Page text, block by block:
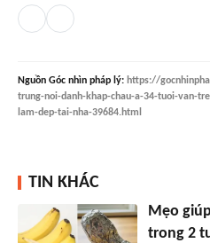
Nguồn Góc nhìn pháp lý: https://
trung-noi-danh-khap-chau-a-34-tuoi-van-
lam-dep-tai-nha-39684.html
TIN KHÁC
Mẹo
trong 2